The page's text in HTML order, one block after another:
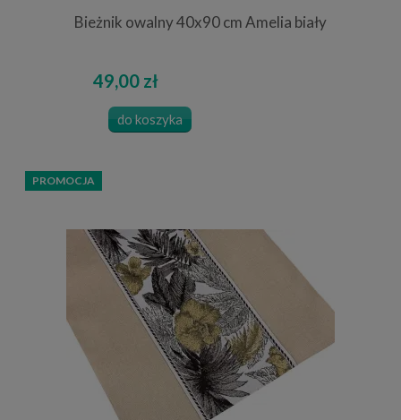
Bieżnik owalny 40x90 cm Amelia biały
49,00 zł
do koszyka
PROMOCJA